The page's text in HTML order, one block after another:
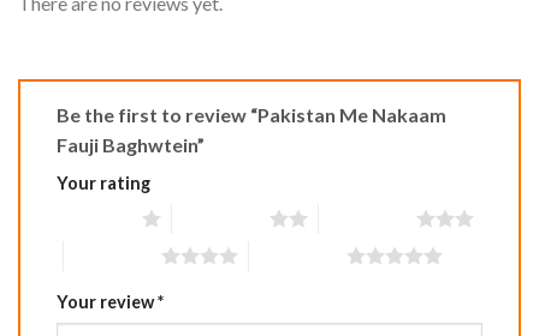
Be the first to review “Pakistan Me Nakaam
Fauji Baghwtein”
Your rating
Your review*